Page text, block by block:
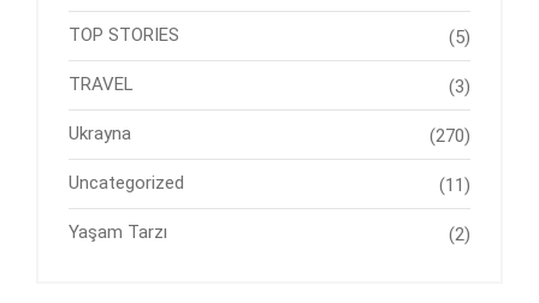
TOP STORIES (5)
TRAVEL (3)
Ukrayna (270)
Uncategorized (11)
Yaşam Tarzı (2)